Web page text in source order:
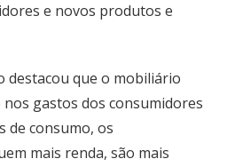
e novos produtos e
destacou que o mobiliário
gastos dos consumidores
de consumo, os
mais renda, são mais